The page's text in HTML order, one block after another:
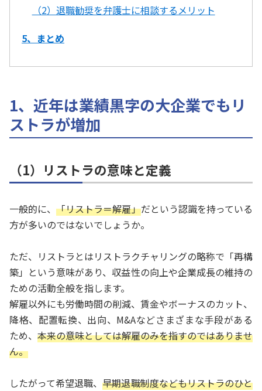
（2）退職勧奨を弁護士に相談するメリット
5、まとめ
1、近年は業績黒字の大企業でもリ
ストラが増加
（1）リストラの意味と定義
一般的に、「リストラ＝解雇」だという認識を持っている
方が多いのではないでしょうか。
ただ、リストラとはリストラクチャリングの略称で「再構
築」という意味があり、収益性の向上や企業成長の維持の
ための活動全般を指します。
解雇以外にも労働時間の削減、賃金やボーナスのカット、
降格、配置転換、出向、M&Aなどさまざまな手段がある
ため、 本来の意味としては解雇のみを指すのではありませ
ん。
したがって希望退職、早期退職制度などもリストラのひと